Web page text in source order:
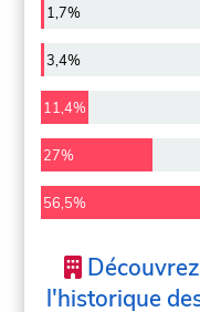
1,7%
3,4%
11,4%
27%
56,5%
l'historique